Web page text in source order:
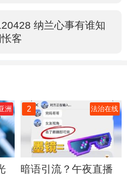
纳兰心事有谁知
客
洲 2 法治在线
暗语引流？午夜直播